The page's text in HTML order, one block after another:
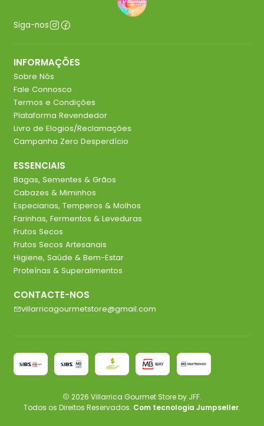
Siga-nos
INFORMAÇÕES
Sobre Nós
Fale Connosco
Termos e Condições
Plataforma Revendedor
Livro de Elogios/Reclamações
Campanha Zero Desperdício
ESSENCIAIS
Bagas, Sementes & Grãos
Cabazes & Miminhos
Especiarias, Temperos & Molhos
Farinhas, Fermentos & Leveduras
Frutos Secos
Frutos Secos Artesanais
Higiene, Saúde & Bem-Estar
Proteínas & Superalimentos
CONTACTE-NOS
villarricagourmetstore@gmail.com
2026 Villarrica Gourmet Store by JFF.
Todos os Direitos Reservados. Com tecnologia Jumpseller.